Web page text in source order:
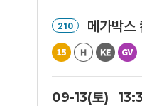
210 메가박스
09-13(토)